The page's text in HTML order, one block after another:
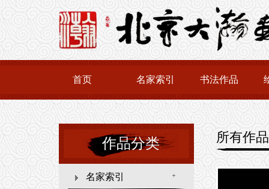
首页 名家索引 书法作品
作品分类
名家索引
所有作品